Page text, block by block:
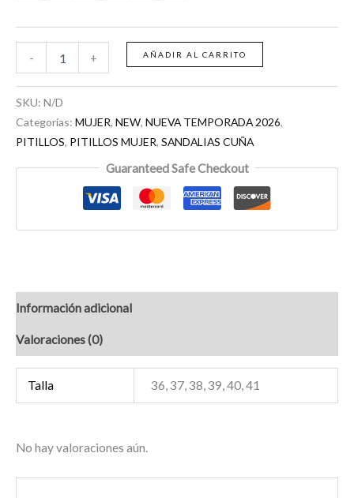
- + AÑADIR AL CARRITO
SKU: N/D
Categorías: MUJER, NEW, NUEVA TEMPORADA 2026,
PITILLOS, PITILLOS MUJER, SANDALIAS CUÑA
Guaranteed Safe Checkout
Información adicional
Valoraciones (0)
Talla 36, 37, 38, 39, 40, 41
No hay valoraciones aún.